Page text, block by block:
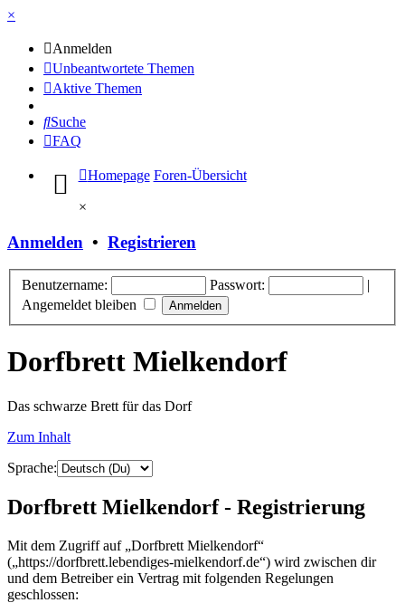
×
Anmelden
Unbeantwortete Themen
Aktive Themen
Suche
FAQ
Homepage Foren-Übersicht
×
Anmelden • Registrieren
Benutzername: Passwort:
|
Angemeldet bleiben
Dorfbrett Mielkendorf
Das schwarze Brett für das Dorf
Zum Inhalt
Sprache:
Dorfbrett Mielkendorf - Registrierung
Mit dem Zugriff auf „Dorfbrett Mielkendorf“
(„https://dorfbrett.lebendiges-mielkendorf.de“) wird zwischen dir
und dem Betreiber ein Vertrag mit folgenden Regelungen
geschlossen: